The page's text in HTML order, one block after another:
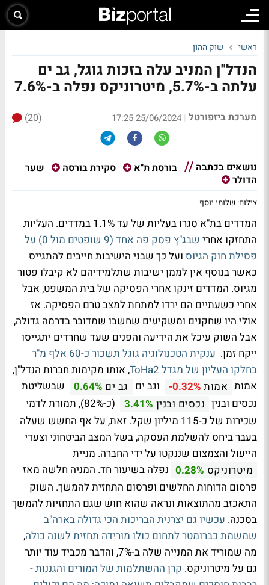
ראשי שוק ההון
הנדל"ן המניב עלה בזכות גוגל, גב ים
עלתה ב-5.7%, מיטרוניקס נפלה ב-7.6%
מערכת ביזפורטל |
25/06/2024 17:25
(20)
נושאים בכתבה בורסת ת"א סקירת בורסה
שער
הדולר
צילום: שלומי יוסף
המדדים בת"א סגרו בעליות של עד 1.1% במדדים. העליות
התחזקו אחרי
שבג"ץ פסק פה אחד (9 שופטים מול 0) על
פסילת חוק הגיוס ועל כך שבני הישיבות חייבים להתגייס
כאשר בנוסף אין לממן ישיבות שתלמידיהם לא קיבלו פטור
מגיוס. המדדים זינקו אחרי הפסיקה של בית המשפט, אבל
אחרי כשעתיים הם ירדו למתחת למצב טרם הפסיקה. אז
אולי היו שחקנים ומשקיעים שחשבו שמדובר בדרמה גדולה,
אבל השוק עיכל את הידיעה והפנים שעד שחרדים יתגייסו
ייקח זמן.
ענקית הטכנולוגיה גוגל תשכור כ-60 אלף מ"ר
בחלקו העליון של מגדל ToHa2
, אותו מקימות חברות הנדל"ן,
אמות אמות -0.32% וגב ים גב ים 0.64%
שבשליטת
נכסים ובנין נכסים ובנין 3.41%
(כ-82%), תמורת לדמי
שכירות של כ-115 מיליון שקל. זאת, על אף החשש שעלה
בעבר ביחס להשלמת העסקה, בשל המצב הביטחוני וצעדי
הייעול והצמצום שננקטו על ידי החברה. מניית
מיטרוניקס 0.28% נפלה בשיעור חד. המניה חלשה מאז
פרסום הדוחות החלשים ופרסום התחזית להמשך. השוק
התאכזב מהתוצאות ונראה שהוא חוש שגם התחזיות להמשך
בסכנה. עכשיו גם יצרנית הבריכות הכי גדולה בארה"ב
שמשמת כברומטר לתחום כולו מורידה תחזית לשנה כולה,
מה שמוריד את המנייה שלה ב-7%, והדבר מכביד עוד יותר
גם על מיטרוניקס. קרן ההשתלמות של המורים והגננות -